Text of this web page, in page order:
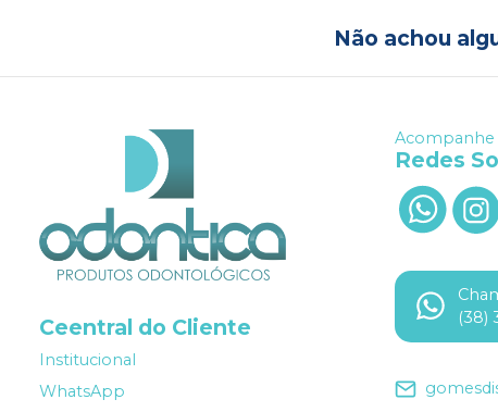
Não achou
Ceentral do Cliente
Institucional
WhatsApp
Acompanhe
Redes
(38)